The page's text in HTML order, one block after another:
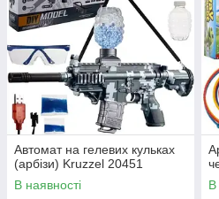
Автомат на гелевих кульках
(арбізи) Kruzzel 20451
В наявності
В